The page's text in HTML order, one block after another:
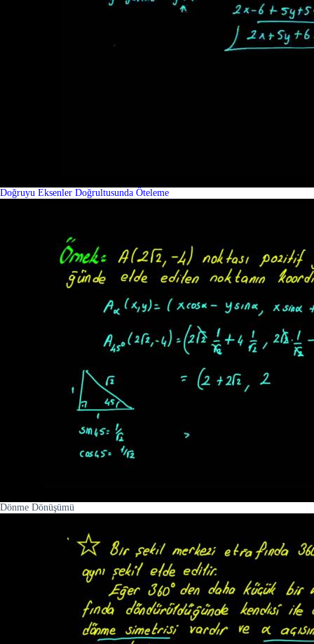
Doğruyu Eksenler Doğrultusunda Öteleme
Dönme Dönüşümü